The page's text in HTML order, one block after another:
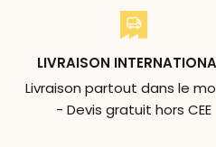
LIVRAISON
Livraison partout dans le
- Devis gratuit hors CEE